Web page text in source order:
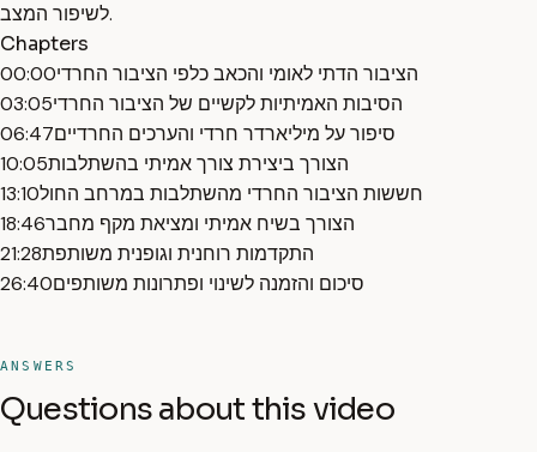
לשיפור המצב.
Chapters
00:00הציבור הדתי לאומי והכאב כלפי הציבור החרדי
03:05הסיבות האמיתיות לקשיים של הציבור החרדי
06:47סיפור על מיליארדר חרדי והערכים החרדיים
10:05הצורך ביצירת צורך אמיתי בהשתלבות
13:10חששות הציבור החרדי מהשתלבות במרחב החול
18:46הצורך בשיח אמיתי ומציאת מקף מחבר
21:28התקדמות רוחנית וגופנית משותפת
26:40סיכום והזמנה לשינוי ופתרונות משותפים
ANSWERS
Questions about this video